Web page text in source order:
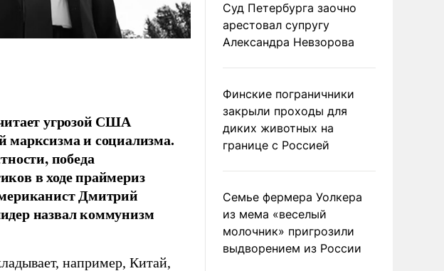
угрозой США
марксизма и социализма.
победа
в ходе праймериз
Дмитрий
назвал коммунизм
например, Китай,
Суд Петербурга заочно
арестовал супругу
Александра Невзорова
Финские пограничники
закрыли проходы для
диких животных на
границе с Россией
Семье фермера Уолкера
из мема «веселый
молочник» пригрозили
выдворением из России